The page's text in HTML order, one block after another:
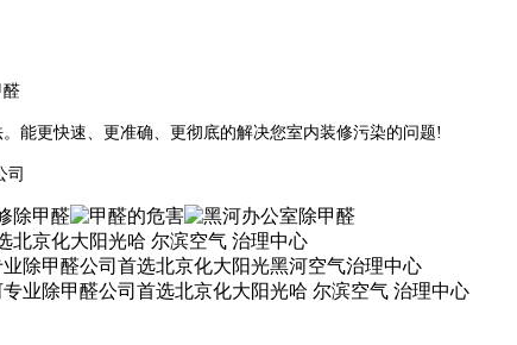
能更快速、更准确、更彻底的解决您室内装修污染的问题!
司